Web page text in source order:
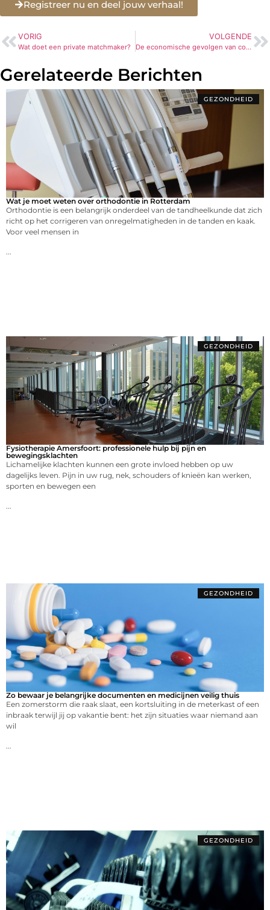
Registreer nu en deel jouw verhaal!
VORIG
Wat doet een private matchmaker?
VOLGENDE
De economische gevolgen van corona
Gerelateerde Berichten
GEZONDHEID
Wat je moet weten over orthodontie in Rotterdam
Orthodontie is een belangrijk onderdeel van de tandheelkunde dat zich
richt op het corrigeren van onregelmatigheden in de tanden en kaak.
Voor veel mensen in
GEZONDHEID
Fysiotherapie Amersfoort: professionele hulp bij pijn en
bewegingsklachten
Lichamelijke klachten kunnen een grote invloed hebben op uw
dagelijks leven. Pijn in uw rug, nek, schouders of knieën kan werken,
sporten en bewegen een
GEZONDHEID
Zo bewaar je belangrijke documenten en medicijnen veilig thuis
Een zomerstorm die raak slaat, een kortsluiting in de meterkast of een
inbraak terwijl jij op vakantie bent: het zijn situaties waar niemand aan
wil
GEZONDHEID